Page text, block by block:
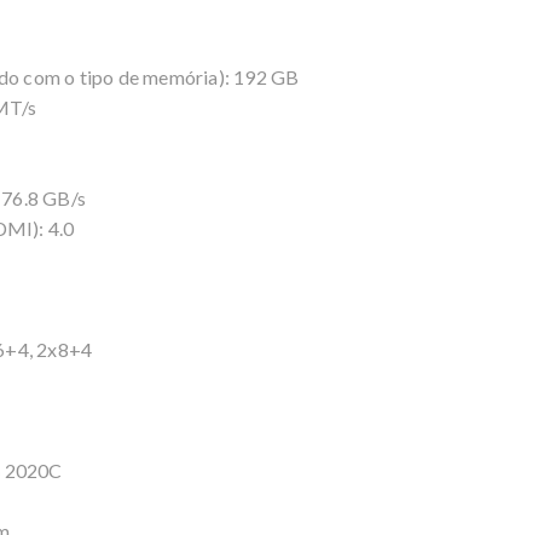
com o tipo de memória): 192 GB
s
GB/s
4.0
2x8+4
2020C